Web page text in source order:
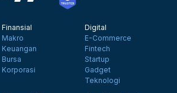
Finansial
Makro
Keuangan
Bursa
Korporasi
Digital
E-Commerce
Fintech
Startup
Gadget
Teknologi